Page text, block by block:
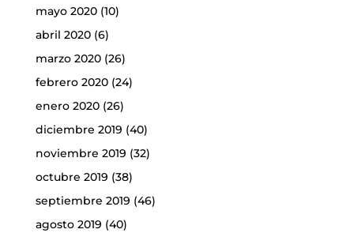
mayo 2020(10)
abril 2020(6)
marzo 2020(26)
febrero 2020(24)
enero 2020(26)
diciembre 2019 (40)
noviembre 2019 (32)
octubre 2019 (38)
septiembre 2019 (46)
agosto 2019 (40)